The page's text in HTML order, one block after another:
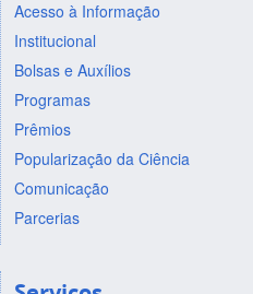
Acesso à Informação
Institucional
Bolsas e Auxílios
Programas
Prêmios
Popularização da Ciência
Comunicação
Parcerias